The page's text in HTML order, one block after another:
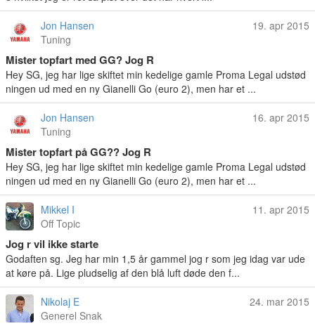
Jon Hansen
Tuning
19. apr 2015
Mister topfart med GG? Jog R
Hey SG, jeg har lige skiftet min kedelige gamle Proma Legal udstød
ningen ud med en ny Gianelli Go (euro 2), men har et ...
Jon Hansen
Tuning
16. apr 2015
Mister topfart på GG?? Jog R
Hey SG, jeg har lige skiftet min kedelige gamle Proma Legal udstød
ningen ud med en ny Gianelli Go (euro 2), men har et ...
Mikkel I
Off Topic
11. apr 2015
Jog r vil ikke starte
Godaften sg. Jeg har min 1,5 år gammel jog r som jeg idag var ude
at køre på. Lige pludselig af den blå luft døde den f...
Nikolaj E
Generel Snak
24. mar 2015